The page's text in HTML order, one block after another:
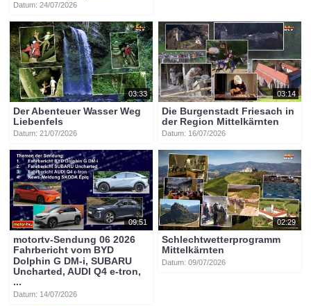
Datum: 24/07/2026
03:33
Der Abenteuer Wasser Weg
Liebenfels
Datum: 21/07/2026
03:14
Die Burgenstadt Friesach in
der Region Mittelkärnten
Datum: 16/07/2026
09:51
motortv-Sendung 06 2026
Fahrbericht vom BYD
Dolphin G DM-i, SUBARU
Uncharted, AUDI Q4 e-tron,
...
Datum: 14/07/2026
02:29
Schlechtwetterprogramm
Mittelkärnten
Datum: 09/07/2026